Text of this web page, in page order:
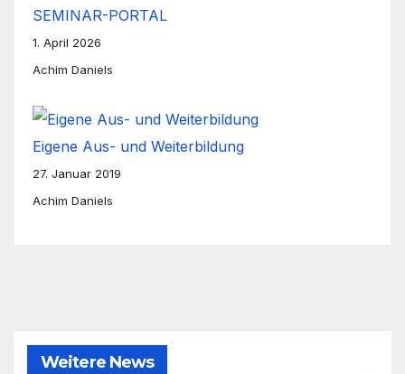
SEMINAR-PORTAL
1. April 2026
Achim Daniels
Eigene Aus- und Weiterbildung
27. Januar 2019
Achim Daniels
Weitere News